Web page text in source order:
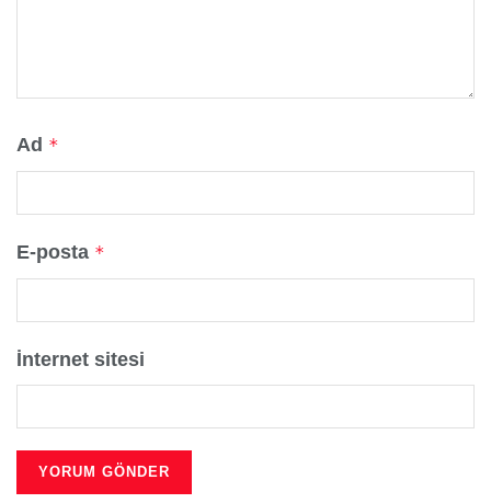
Ad *
E-posta *
İnternet sitesi